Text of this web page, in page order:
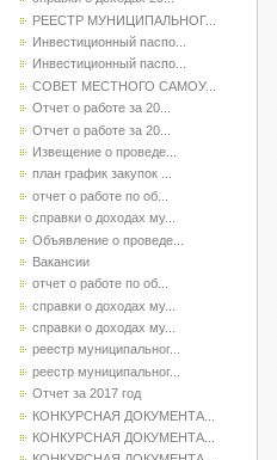
РЕЕСТР МУНИЦИПАЛЬНОГ...
Инвестиционный паспо...
Инвестиционный паспо...
СОВЕТ МЕСТНОГО САМОУ...
Отчет о работе за 20...
Отчет о работе за 20...
Извещение о проведе...
план график закупок ...
отчет о работе по об...
справки о доходах му...
Объявление о проведе...
Вакансии
отчет о работе по об...
справки о доходах му...
справки о доходах му...
реестр муниципальног...
реестр муниципальног...
Отчет за 2017 год
КОНКУРСНАЯ ДОКУМЕНТА...
КОНКУРСНАЯ ДОКУМЕНТА...